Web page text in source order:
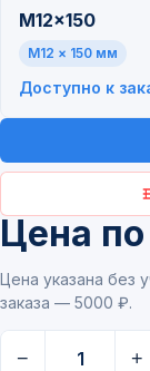
M12x150
M12 × 150 мм
Доступно к
Цена
Цена указана без
заказа — 5000 ₽.
− +